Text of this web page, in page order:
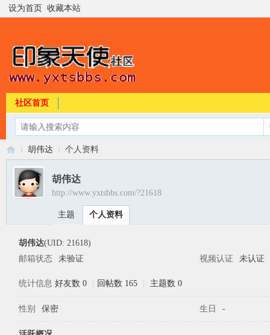
设为首页 收藏本站
社区首页
›
胡伟达 个人资料
胡伟达
http://www.yxtsbbs.com/?21618
主题 个人资料
胡伟达(UID: 21618)
邮箱状态
未验证 视频认证 未认证
统计信息 好友数 0 回帖数 165 主题数 0
性别 保密 生日 -